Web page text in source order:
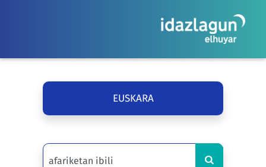
EUSKARA